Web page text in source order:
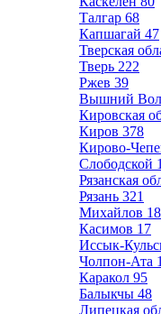
Талгар 68
Капшагай 47
Тверская
Тверь 222
Ржев 39
Вышний
Кировская
Киров 378
Кирово-
Слободской
Рязанская
Рязань 321
Михайлов 18
Касимов 17
Иссык-
Чолпон-Ата
Каракол 95
Балыкчы 48
Липецкая